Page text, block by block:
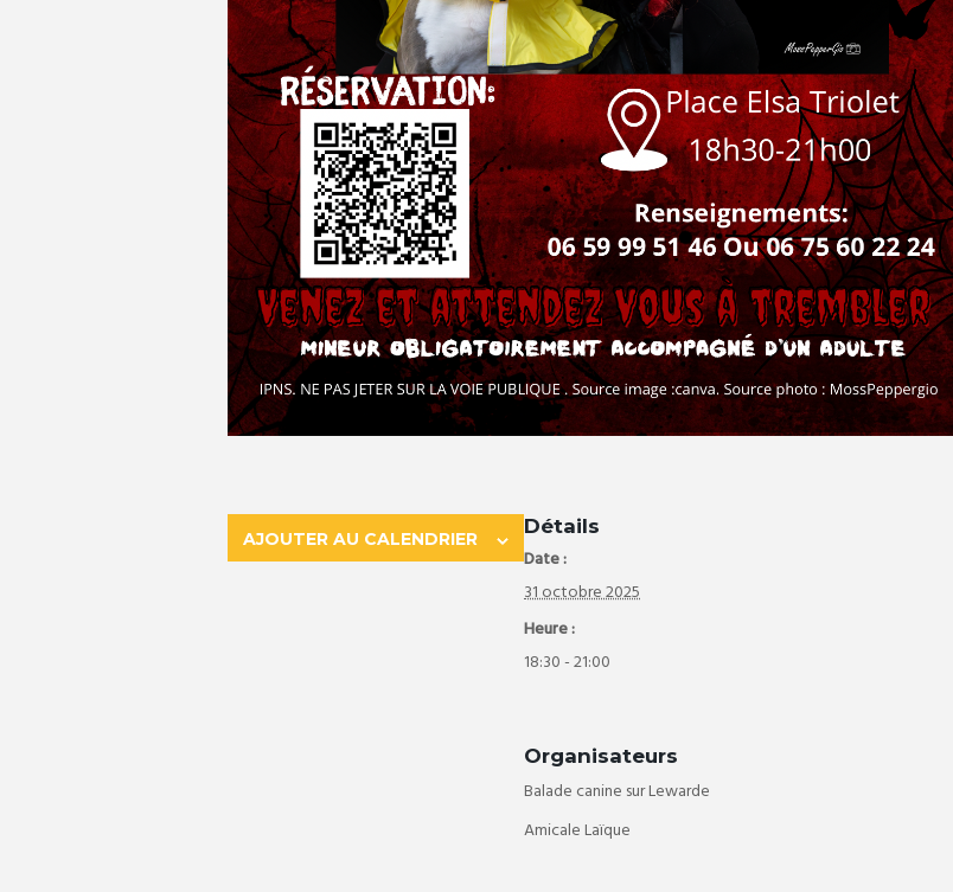
AJOUTER AU CALENDRIER
Détails
Date :
31 octobre 2025
Heure :
18:30 - 21:00
Organisateurs
Balade canine sur Lewarde
Amicale Laïque